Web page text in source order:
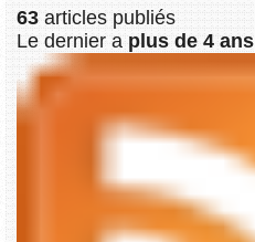
63 articles publiés
Le dernier a plus de 4 ans